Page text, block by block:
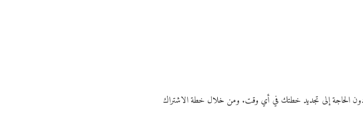
دون الحاجة إلى تجديد خطتك في أي وقت. ومن خلال خطة الاشتراك